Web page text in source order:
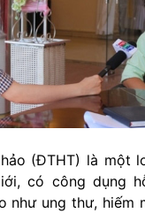
(ĐTHT) là một
có công dụng
như ung thư, hiếm